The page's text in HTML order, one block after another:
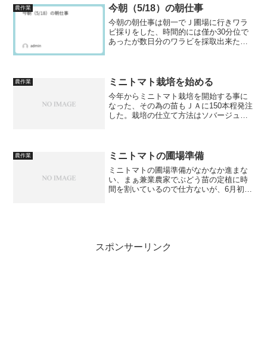
くらいしか播種していな...
農作業 今朝（5/18）の朝仕事
今朝の朝仕事は朝一でＪ圃場に行きワラ
ビ採りをした、時間的には僅か30分位で
あったが数日分のワラビを採取出来た。
引き上げた。そのま...
農作業 ミニトマト栽培を始める
今年からミニトマト栽培を開始する事に
なった、その為の苗もＪＡに150本程発注
した。栽培の仕立て方法はソバージュ栽
である。トマトの状態...
農作業 ミニトマトの圃場準備
ミニトマトの圃場準備がなかなか進まな
い、まぁ兼業農家でぶどう苗の定植に時
間を割いているので仕方ないが、6月初旬
スポンサーリンク